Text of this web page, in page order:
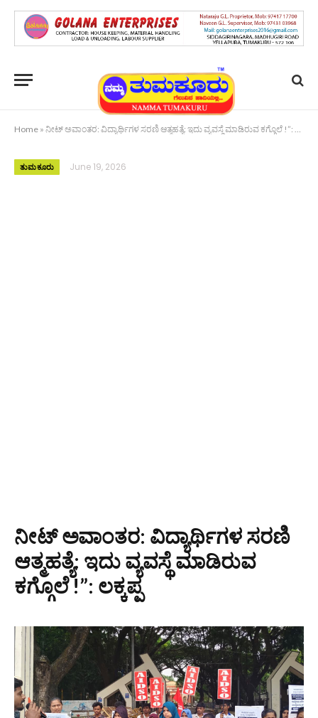
Home » ನೀಟ್ ಅವಾಂತರ: ವಿದ್ಯಾರ್ಥಿಗಳ ಸರಣಿ ಆತ್ಮಹತ್ಯೆ: ಇದು ವ್ಯವಸ್ಥೆ ಮಾಡಿರುವ ಕಗ್ಗೊಲೆ !”: ಲಕ್ಕಪ್ಪ
ತುಮಕೂರು June 19, 2026
ನೀಟ್ ಅವಾಂತರ: ವಿದ್ಯಾರ್ಥಿಗಳ ಸರಣಿ
ಆತ್ಮಹತ್ಯೆ: ಇದು ವ್ಯವಸ್ಥೆ ಮಾಡಿರುವ
ಕಗ್ಗೊಲೆ !”: ಲಕ್ಕಪ್ಪ